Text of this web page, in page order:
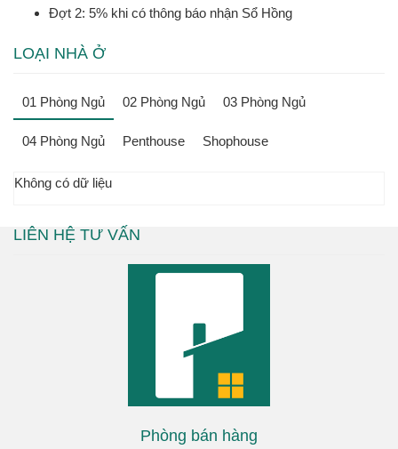
Đợt 2: 5% khi có thông báo nhận Sổ Hồng
LOẠI NHÀ Ở
01 Phòng Ngủ 02 Phòng Ngủ 03 Phòng Ngủ
04 Phòng Ngủ Penthouse Shophouse
Không có dữ liệu
LIÊN HỆ TƯ VẤN
Phòng bán hàng